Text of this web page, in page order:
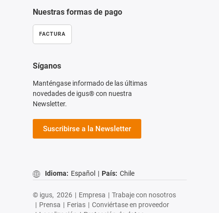
Nuestras formas de pago
FACTURA
Síganos
Manténgase informado de las últimas
novedades de igus® con nuestra
Newsletter.
Suscribirse a la Newsletter
Idioma: Español | País: Chile
© igus, 2026 | Empresa | Trabaje con nosotros
| Prensa | Ferias | Conviértase en proveedor